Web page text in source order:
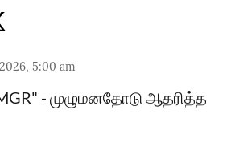
5:00 am
- முழுமனதோடு ஆதரித்த